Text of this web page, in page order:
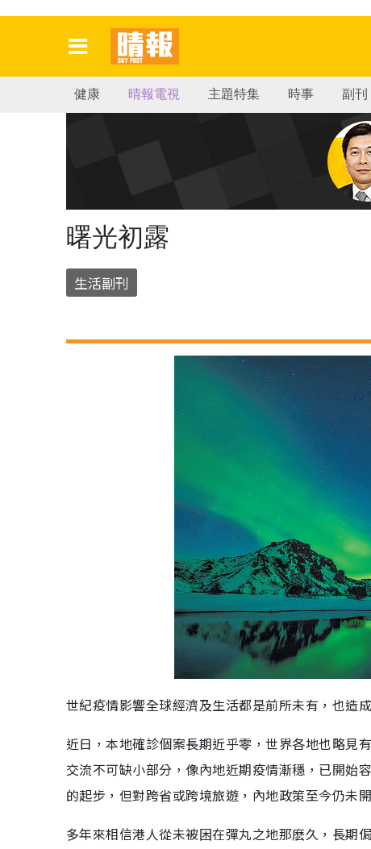
健康 晴報電視 主題特集 時事 副刊
曙光初露
生活副刊
世紀疫情影響全球經濟及生活都是前所未有，也造
近日，本地確診個案長期近乎零，世界各地也略見
交流不可缺小部分，像內地近期疫情漸穩，已開始
的起步，但對跨省或跨境旅遊，內地政策至今仍未
多年來相信港人從未被困在彈丸之地那麽久，長期